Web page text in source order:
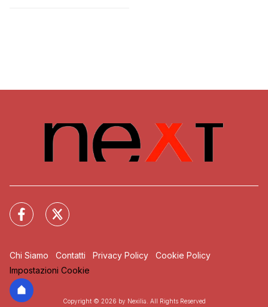
Chi Siamo Contatti Privacy Policy
Cookie Policy
Impostazioni Cookie
Copyright © 2026 by Nexilia. All Rights Reserved